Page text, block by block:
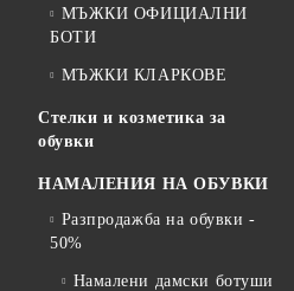
МЪЖКИ ОФИЦИАЛНИ
БОТИ
МЪЖКИ КЛАРКОВЕ
Стелки и козметика за
обувки
НАМАЛЕНИЯ НА ОБУВКИ
Разпродажба на обувки -
50%
Намалени дамски ботуши